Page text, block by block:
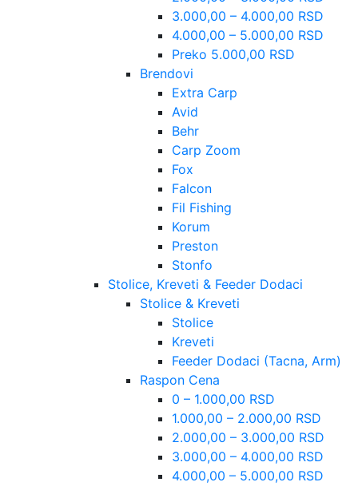
3.000,00 – 4.000,00 RSD
4.000,00 – 5.000,00 RSD
Preko 5.000,00 RSD
Brendovi
Extra Carp
Avid
Behr
Carp Zoom
Fox
Falcon
Fil Fishing
Korum
Preston
Stonfo
Stolice, Kreveti & Feeder Dodaci
Stolice & Kreveti
Stolice
Kreveti
Feeder Dodaci (Tacna, Arm)
Raspon Cena
0 – 1.000,00 RSD
1.000,00 – 2.000,00 RSD
2.000,00 – 3.000,00 RSD
3.000,00 – 4.000,00 RSD
4.000,00 – 5.000,00 RSD